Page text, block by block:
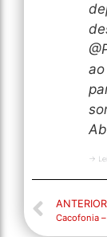
→
ANTERIOR